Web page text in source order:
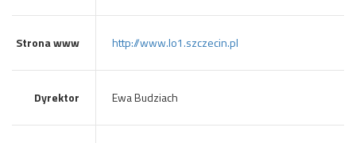
Strona www http://www.lo1.szczecin.pl
Dyrektor Ewa Budziach